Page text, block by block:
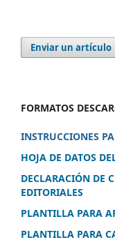
Enviar un artículo
FORMATOS
INSTRUCCIONES
HOJA DE DATOS
DECLARACIÓN DE
EDITORIALES
PLANTILLA PARA
PLANTILLA PARA